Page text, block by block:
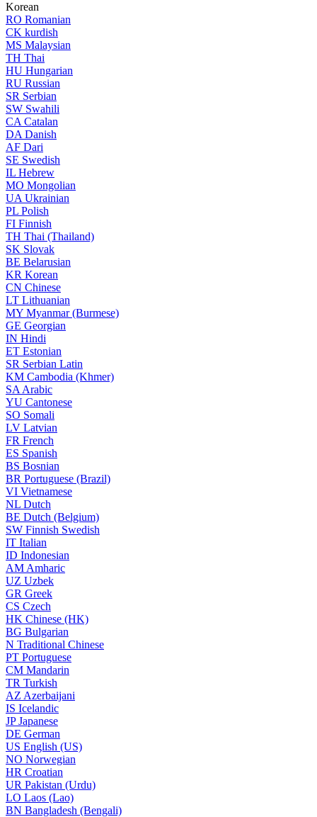
Korean
RO Romanian
CK kurdish
MS Malaysian
TH Thai
HU Hungarian
RU Russian
SR Serbian
SW Swahili
CA Catalan
DA Danish
AF Dari
SE Swedish
IL Hebrew
MO Mongolian
UA Ukrainian
PL Polish
FI Finnish
TH Thai (Thailand)
SK Slovak
BE Belarusian
KR Korean
CN Chinese
LT Lithuanian
MY Myanmar (Burmese)
GE Georgian
IN Hindi
ET Estonian
SR Serbian Latin
KM Cambodia (Khmer)
SA Arabic
YU Cantonese
SO Somali
LV Latvian
FR French
ES Spanish
BS Bosnian
BR Portuguese (Brazil)
VI Vietnamese
NL Dutch
BE Dutch (Belgium)
SW Finnish Swedish
IT Italian
ID Indonesian
AM Amharic
UZ Uzbek
GR Greek
CS Czech
HK Chinese (HK)
BG Bulgarian
N Traditional Chinese
PT Portuguese
CM Mandarin
TR Turkish
AZ Azerbaijani
IS Icelandic
JPJapanese
DE German
US English (US)
NO Norwegian
HR Croatian
UR Pakistan (Urdu)
LO Laos (Lao)
BN Bangladesh (Bengali)